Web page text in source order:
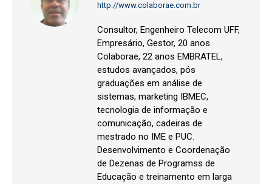
http://www.colaborae.com.br
Consultor, Engenheiro Telecom UFF,
Empresário, Gestor, 20 anos
Colaborae, 22 anos EMBRATEL,
estudos avançados, pós
graduações em análise de
sistemas, marketing IBMEC,
tecnologia de informação e
comunicação, cadeiras de
mestrado no IME e PUC.
Desenvolvimento e Coordenação
de Dezenas de Programss de
Educação e treinamento em larga